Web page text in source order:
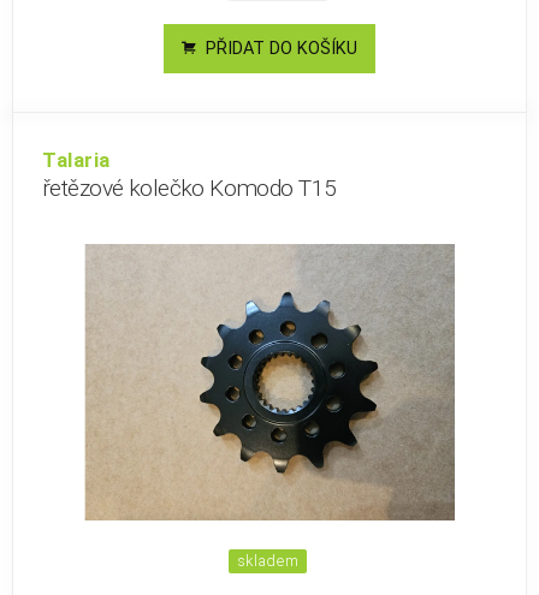
PŘIDAT DO KOŠÍKU
Talaria
řetězové kolečko Komodo T15
skladem